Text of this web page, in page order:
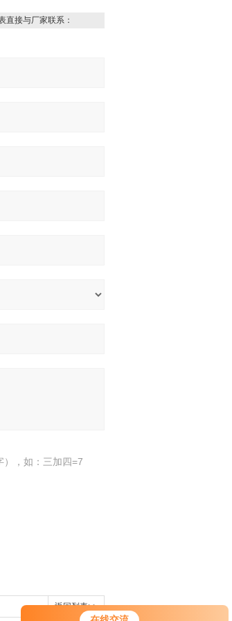
直接与厂家联系：
），如：三加四=7
返回列表>>